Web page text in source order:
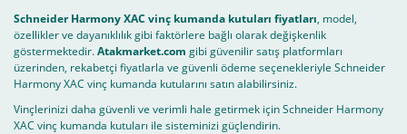
Schneider Harmony XAC vinç kumanda kutuları fiyatları, model,
özellikler ve dayanıklılık gibi faktörlere bağlı olarak değişkenlik
göstermektedir.Atakmarket.com gibi güvenilir satış platformları
üzerinden, rekabetçi fiyatlarla ve güvenli ödeme seçenekleriyle Schneider
Harmony XAC vinç kumanda kutularını satın alabilirsiniz.
Vinçlerinizi daha güvenli ve verimli hale getirmek için Schneider Harmony
XAC vinç kumanda kutuları ile sisteminizi güçlendirin.